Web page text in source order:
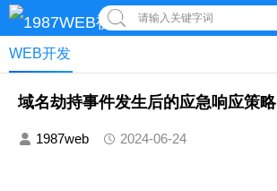
请输入关键字词
WEB开发
域名劫持事件发生后的应急响应策略
1987web 2024-06-24